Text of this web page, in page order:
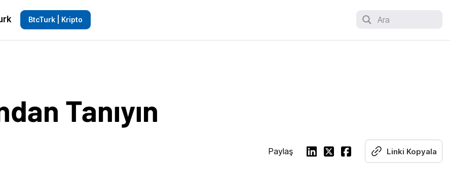
BtcTurk | Kripto Ara
Tanıyın
Paylaş Linki Kopyala